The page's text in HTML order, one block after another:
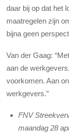
daar bij op dat het
maatregelen zijn
bijna geen
Van der Gaag:
aan de
voorkomen. Aan
werkgevers.”
FNV
maandag 28